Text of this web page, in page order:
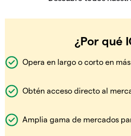
¿Por qué
Opera en largo o corto en
Obtén acceso directo al
Amplia gama de mercados